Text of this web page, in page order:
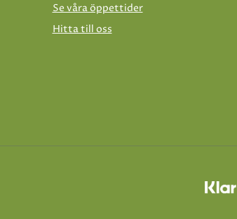
Se våra öppettider
Hitta till oss